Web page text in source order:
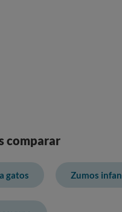
comparar
gatos Zumos